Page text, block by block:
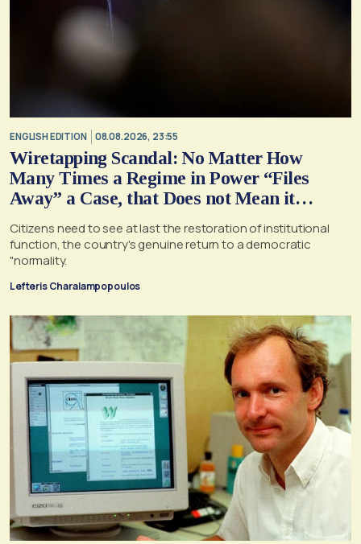
ENGLISH EDITION 08.08.2026, 23:55
Wiretapping Scandal: No Matter How
Many Times a Regime in Power “Files
Away” a Case, that Does not Mean it
Citizens need to see at last the restoration of institutional
function, the country's genuine return to a democratic
"normality.
Lefteris Charalampopoulos